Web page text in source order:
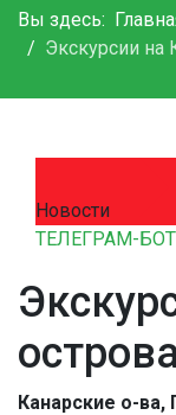
Вы здесь:
Экскурсии на
Новости
ТЕЛЕГРАМ-
Канарские о-ва,